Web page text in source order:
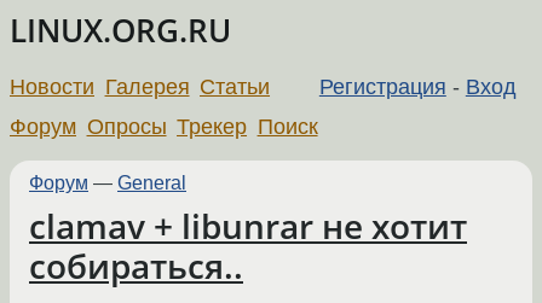
LINUX.ORG.RU
Регистрация - Вход
Новости Галерея Статьи
Форум Опросы Трекер Поиск
Форум — General
clamav + libunrar не хотит
собираться..